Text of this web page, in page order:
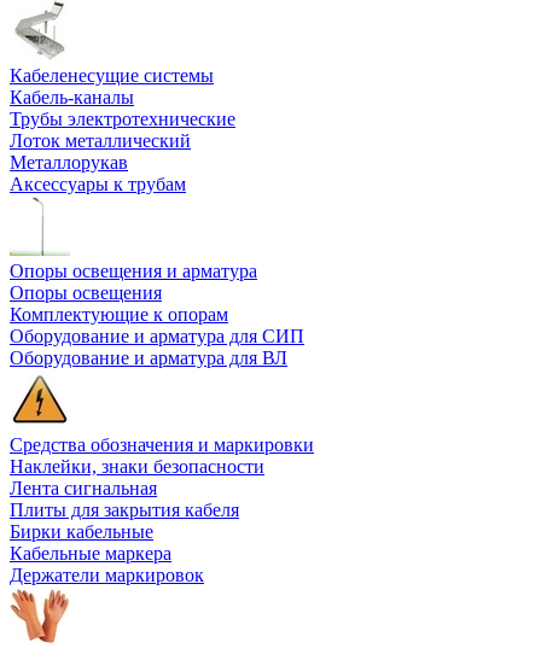
Кабеленесущие системы
Кабель-каналы
Трубы электротехнические
Лоток металлический
Металлорукав
Аксессуары к трубам
Опоры освещения и арматура
Опоры освещения
Комплектующие к опорам
Оборудование и арматура для СИП
Оборудование и арматура для ВЛ
Средства обозначения и маркировки
Наклейки, знаки безопасности
Лента сигнальная
Плиты для закрытия кабеля
Бирки кабельные
Кабельные маркера
Держатели маркировок